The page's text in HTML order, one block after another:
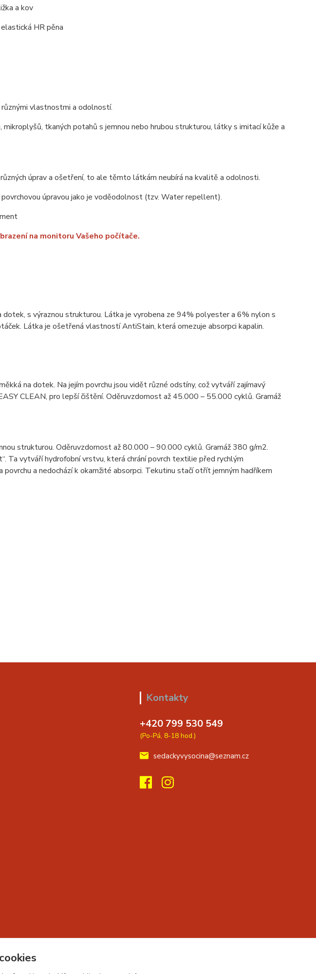
a kov
HR pěna
vlastnostmi a odolností.
tkaných potahů s jemnou nebo hrubou strukturou, látky s imitací kůže a
úprav a ošetření, to ale těmto látkám neubírá na kvalitě a odolnosti.
úpravou jako je voděodolnost (tzv. Water repellent).
na monitoru Vašeho počítače.
dotek, s výraznou strukturou. Látka je vyrobena ze 94% polyester a 6% nylon s
Látka je ošetřená vlastností AntiStain, která omezuje absorpci kapalin.
na dotek. Na jejím povrchu jsou vidět různé odstíny, což vytváří zajímavý
CLEAN, pro lepší čištění. Oděruvzdornost až 45.000 – 55.000 cyklů. Gramáž
strukturou. Oděruvzdornost až 80.000 – 90.000 cyklů. Gramáž 380 g/m2.
Ta vytváří hydrofobní vrstvu, která chrání povrch textilie před rychlým
povrchu a nedochází k okamžité absorpci. Tekutinu stačí otřít jemným hadříkem
Kontakty
+420 799 530 549
(Po-Pá, 8-18 hod.)
sedackyvysocina@seznam.cz